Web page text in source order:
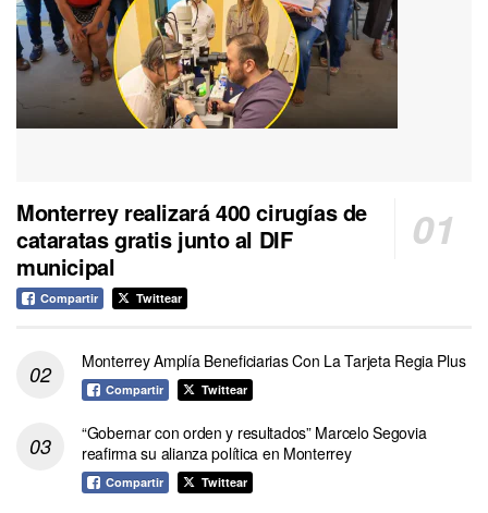
Monterrey realizará 400 cirugías de
cataratas gratis junto al DIF
municipal
Compartir Twittear
Monterrey Amplía Beneficiarias Con La Tarjeta Regia Plus
Compartir Twittear
“Gobernar con orden y resultados” Marcelo Segovia
reafirma su alianza política en Monterrey
Compartir Twittear